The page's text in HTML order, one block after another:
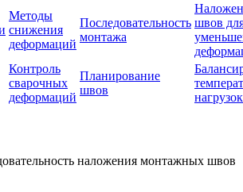
Методы
снижения
деформаций
Последовательность
монтажа
швов
Контроль
сварочных
деформаций
Планирование
швов
нагрузок
наложения монтажных швов